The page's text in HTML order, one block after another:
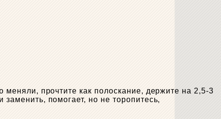
прочтите как полоскание, держите на 2,5-3
помогает, но не торопитесь,